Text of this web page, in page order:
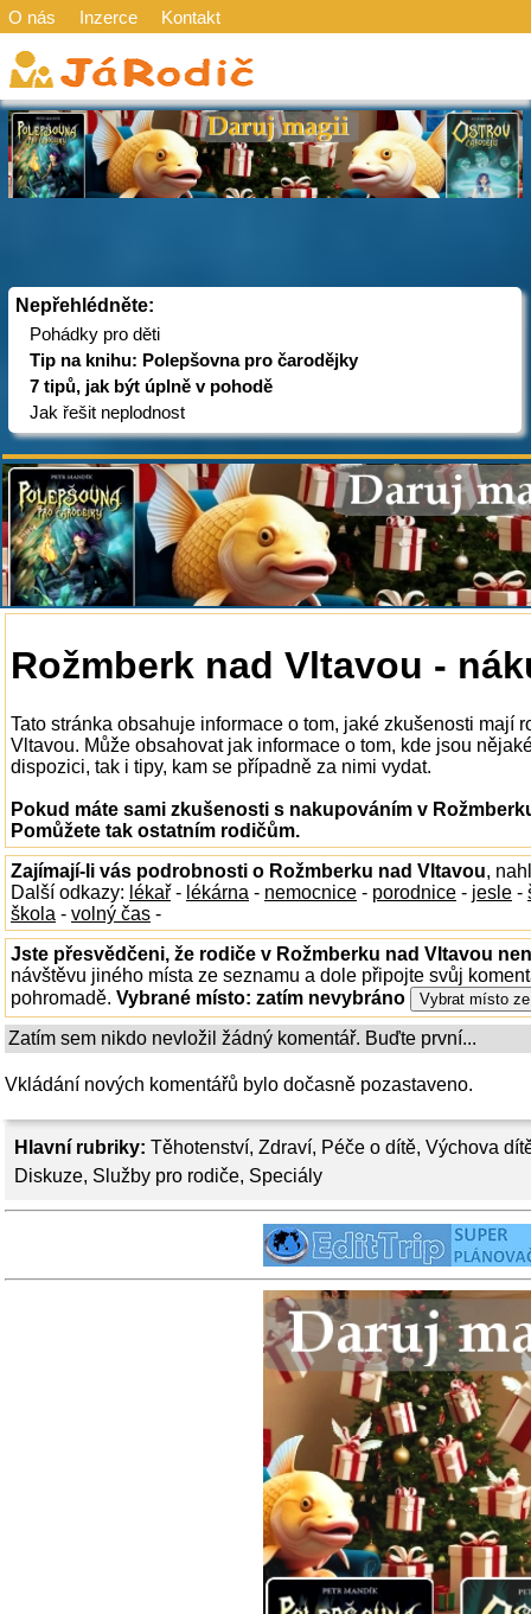
O nás Inzerce Kontakt
Nepřehlédněte:
Pohádky pro děti
Tip na knihu: Polepšovna pro čarodějky
7 tipů, jak být úplně v pohodě
Jak řešit neplodnost
Hlavní rubriky: Těhotenství, Zdraví, Péče o dítě, Výchova
Diskuze, Služby pro rodiče, Speciály
Rožmberk nad Vltavou -
Tato stránka obsahuje informace o tom, jaké zkušenosti mají
Vltavou. Může obsahovat jak informace o tom, kde jsou
dispozici, tak i tipy, kam se případně za nimi vydat.
Pokud máte sami zkušenosti s nakupováním v
Pomůžete tak ostatním rodičům.
Zajímají-li vás podrobnosti o Rožmberku nad Vltavou,
Další odkazy: lékař - lékárna - nemocnice - porodnice - jesle -
škola - volný čas -
Jste přesvědčeni, že rodiče v Rožmberku nad Vltavou
návštěvu jiného místa ze seznamu a dole připojte svůj
pohromadě. Vybrané místo: zatím nevybráno
Zatím sem nikdo nevložil žádný komentář. Buďte první...
Vkládání nových komentářů bylo dočasně pozastaveno.